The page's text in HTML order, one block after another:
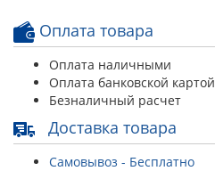
Оплата товара
Оплата наличными
Оплата банковской картой
Безналичный расчет
Доставка товара
Самовывоз - Бесплатно